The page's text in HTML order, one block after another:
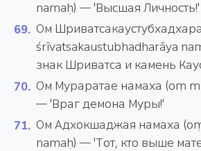
namaḥ) — 'Высшая Личность!'
Ом
śrīvatsakaustubhadharāya
знак Шриватса и камень
Ом Мураратае намаха (oṃ
— 'Враг демона Муры!'
Ом Адхокшаджая намаха
namaḥ) — 'Тот, кто выше